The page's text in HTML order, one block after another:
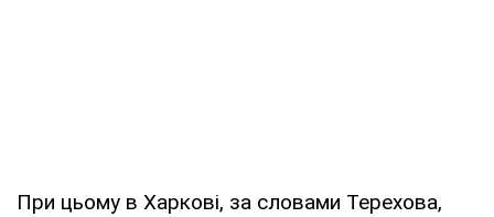
Харківська
При цьому в Харкові, за словами Терехова,